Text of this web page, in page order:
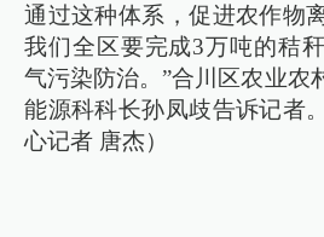
通过这种体系，促进农作物
我们全区要完成3万吨的秸
气污染防治。”合川区农业农
能源科科长孙凤歧告诉记者
心记者 唐杰）